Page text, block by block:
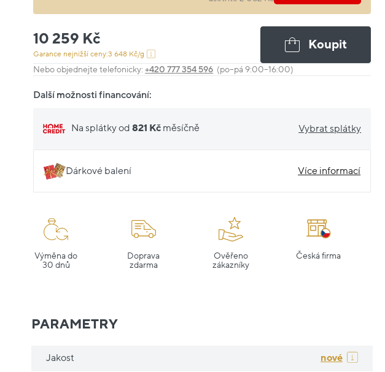
10 259 Kč
Garance nejnižší ceny:3 648 Kč/g
Koupit
Nebo objednejte telefonicky:+420 777 354 596 (po–pá 9:00–16:00)
Další možnosti financování:
Na splátky od821 Kč měsíčně Vybrat splátky
Dárkové balení Více informací
Výměna do
30 dnů
Doprava
zdarma
Ověřeno
zákazníky
Česká firma
PARAMETRY
Jakost nové